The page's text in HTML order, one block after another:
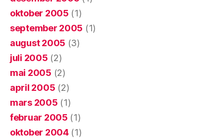
oktober 2005 (1)
september 2005 (1)
august 2005 (3)
juli 2005 (2)
mai 2005 (2)
april 2005 (2)
mars 2005 (1)
februar 2005 (1)
oktober 2004(1)